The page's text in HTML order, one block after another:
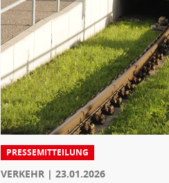
PRESSEMITTEILUNG
VERKEHR 23.01.2026